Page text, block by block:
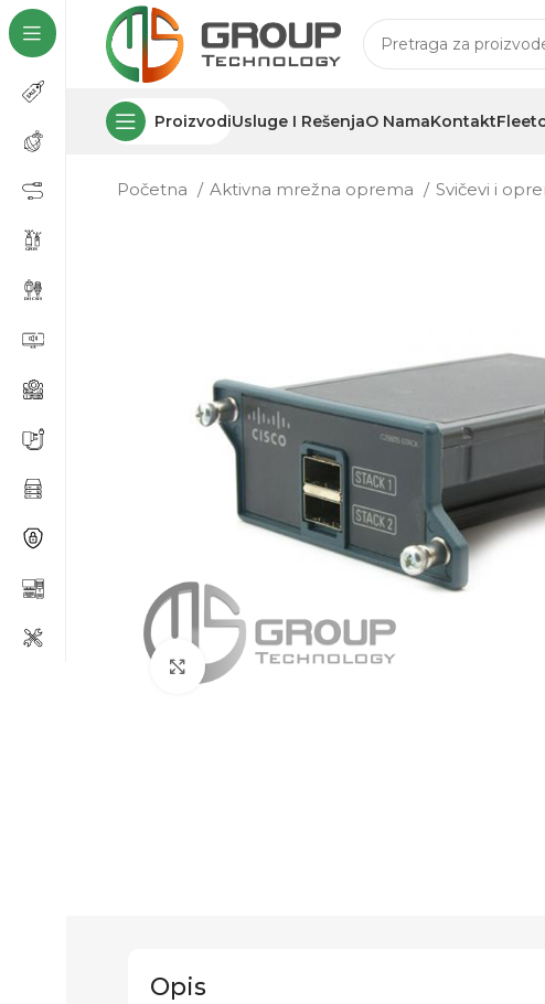
ProizvodiUsluge I RešenjaO NamaKontakt
Početna Aktivna mrežna oprema Svičevi i
Click to enlarge
Opis